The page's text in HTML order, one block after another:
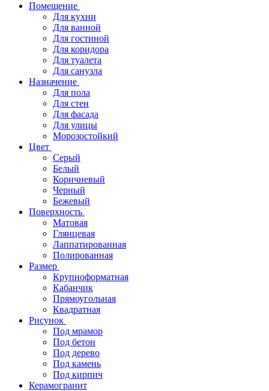
Помещение
Для кухни
Для ванной
Для гостиной
Для коридора
Для туалета
Для санузла
Назначение
Для пола
Для стен
Для фасада
Для улицы
Морозостойкий
Цвет
Серый
Белый
Коричневый
Черный
Бежевый
Поверхность
Матовая
Глянцевая
Лаппатированная
Полированная
Размер
Крупноформатная
Кабанчик
Прямоугольная
Квадратная
Рисунок
Под мрамор
Под бетон
Под дерево
Под камень
Под кирпич
Керамогранит